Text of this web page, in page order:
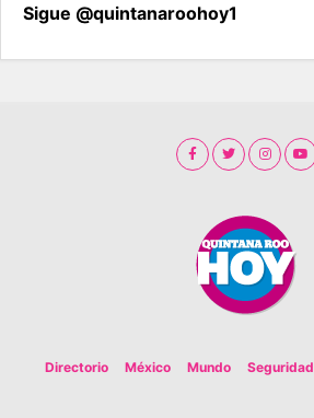
Sigue @quintanaroohoy1
Directorio México Mundo Seguridad